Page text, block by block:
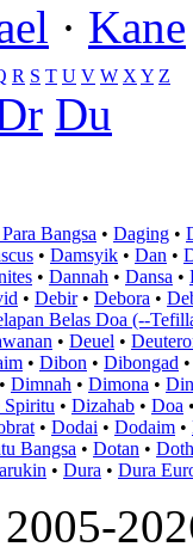
· Kane
R S T U V W X Y Z
Du
Bangsa • Daging •
• Damsyik • Dan •
• Dannah • Dansa •
• Debir• Debora •
Belas Doa (--
• Deuel •
• Dibon • Dibongad
• Dimnah • Dimona •
• Dizahab • Doa
• Dodai • Dodaim •
Bangsa • Dotan •
• Dura • Dura